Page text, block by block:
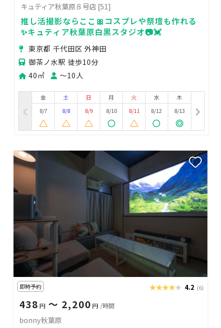
キュティア秋葉原８号店 [51]
推し活撮影ならここ🎀コスプレや祭壇も作れる
✨キュティア秋葉原白黒スタジオ📷💓
東京都 千代田区 外神田
御茶ノ水駅 徒歩10分
40㎡
〜10人
金
8/7
土
8/8
日
8/9
月
8/10
火
8/11
水
8/12
木
8/13
即時予約 ★★★★★
★★★★★ 4.2 (6)
438 円 〜 2,200 円 /時間
bonny秋葉原